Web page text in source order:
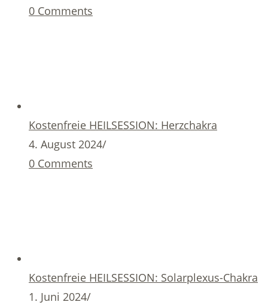
0 Comments
Kostenfreie HEILSESSION: Herzchakra
4. August 2024/
0 Comments
Kostenfreie HEILSESSION: Solarplexus-Chakra
1. Juni 2024/